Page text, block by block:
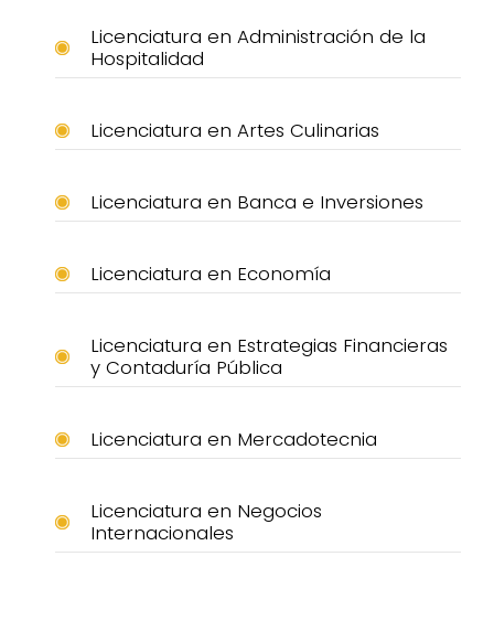
Licenciatura en Administración de la
Hospitalidad
Licenciatura en Artes Culinarias
Licenciatura en Banca e Inversiones
Licenciatura en Economía
Licenciatura en Estrategias Financieras
y Contaduría Pública
Licenciatura en Mercadotecnia
Licenciatura en Negocios
Internacionales